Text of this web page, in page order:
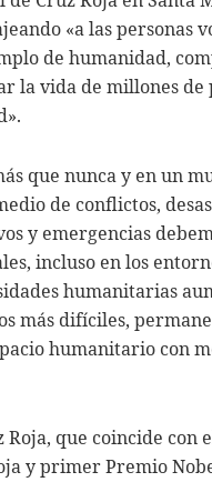
«a las personas
de humanidad,
la vida de millones de
que nunca y en un
de conflictos,
y emergencias
incluso en los
humanitarias
más difíciles,
humanitario con
Roja, que coincide
y primer Premio